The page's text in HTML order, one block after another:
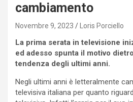
cambiamento
Novembre 9, 2023 Loris Porciello
La prima serata in televisione
ed adesso spunta il motivo
tendenza degli ultimi anni.
Negli ultimi anni è letteralmente
televisiva italiana per quanto